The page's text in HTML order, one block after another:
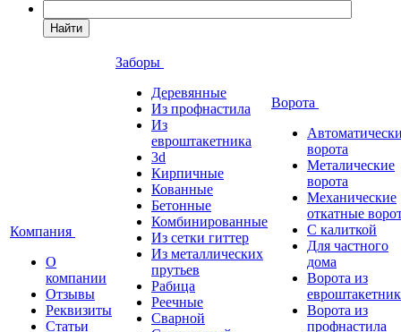
Найти
Компания
О
компании
Отзывы
Реквизиты
Статьи
Заборы
Деревянные
Из профнастила
Из
евроштакетника
3d
Кирпичные
Кованные
Бетонные
Комбинированные
Из сетки гиттер
Из металлических
прутьев
Рабица
Реечные
Сварной
Ворота
ворота
Металические
ворота
Механические
откатные
С калиткой
Для частного
дома
Ворота из
Ворота из
профнастила